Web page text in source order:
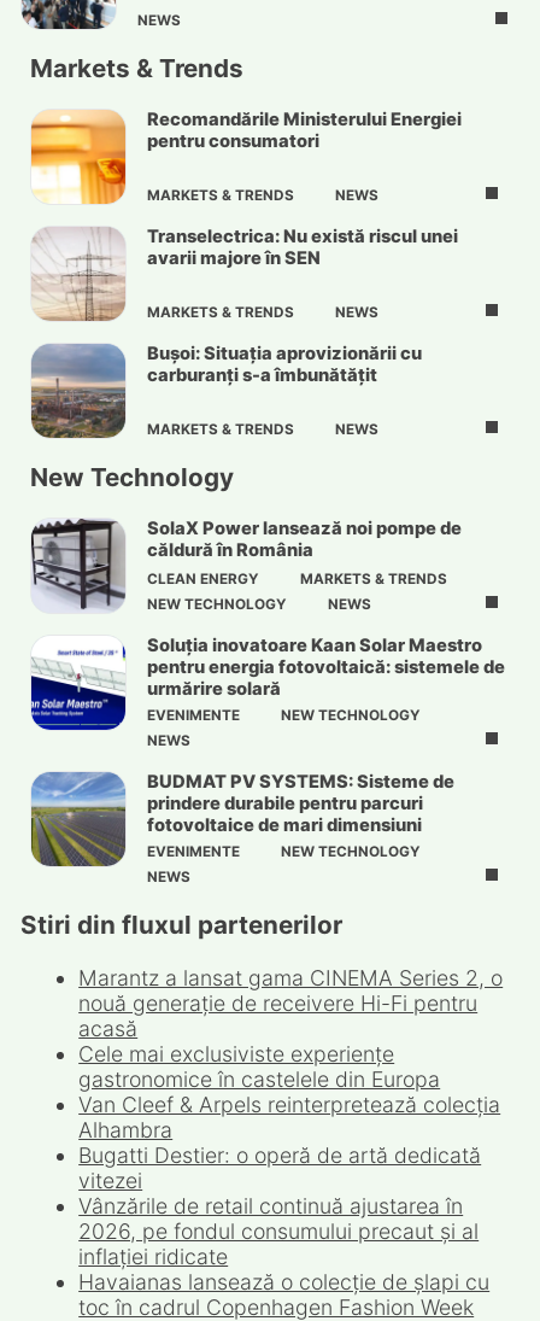
NEWS
Markets & Trends
Recomandările Ministerului Energiei
pentru consumatori
MARKETS & TRENDS NEWS
Transelectrica: Nu există riscul unei
avarii majore în SEN
MARKETS & TRENDS NEWS
Bușoi: Situația aprovizionării cu
carburanți s-a îmbunătățit
MARKETS & TRENDS NEWS
New Technology
SolaX Power lansează noi pompe de
căldură în România
CLEAN ENERGY
MARKETS & TRENDS
NEW TECHNOLOGY
NEWS
Soluția inovatoare Kaan Solar Maestro
pentru energia fotovoltaică: sistemele de
urmărire solară
EVENIMENTE
NEW TECHNOLOGY
NEWS
BUDMAT PV SYSTEMS: Sisteme de
prindere durabile pentru parcuri
fotovoltaice de mari dimensiuni
EVENIMENTE
NEW TECHNOLOGY
NEWS
Stiri din fluxul partenerilor
Marantz a lansat gama CINEMA Series 2, o
nouă generație de receivere Hi-Fi pentru
acasă
Cele mai exclusiviste experiențe
gastronomice în castelele din Europa
Van Cleef & Arpels reinterpretează colecția
Alhambra
Bugatti Destier: o operă de artă dedicată
vitezei
Vânzările de retail continuă ajustarea în
2026, pe fondul consumului precaut și al
inflației ridicate
Havaianas lansează o colecție de șlapi cu
toc în cadrul Copenhagen Fashion Week